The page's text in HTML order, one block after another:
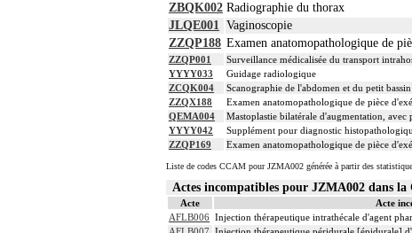
ZBQK002 Radiographie du thorax
JLQE001 Vaginoscopie
ZZQP188 Examen anatomopathologique de
ZZQP001
Surveillance médicalisée du transport
YYYY033
Guidage radiologique
ZCQK004
Scanographie de l'abdomen et du petit
ZZQX188
Examen anatomopathologique de pièce
QEMA004
Mastoplastie bilatérale d'augmentation,
YYYY042
Supplément pour diagnostic
ZZQP169
Examen anatomopathologique de pièce
Liste de codes CCAM pour JZMA002 générée à partir des
Actes incompatibles pour JZMA002 dans la
Acte
Acte
AFLB006 Injection thérapeutique intrathécale d'agent